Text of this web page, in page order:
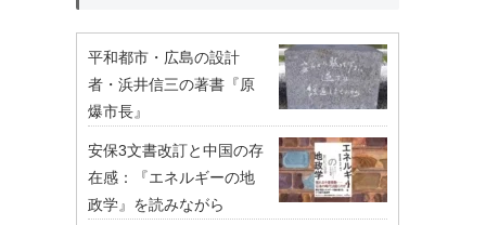
平和都市・広島の設計
者・浜井信三の著書『原
爆市長』
安保3文書改訂と中国の存
在感：『エネルギーの地
政学』を読みながら